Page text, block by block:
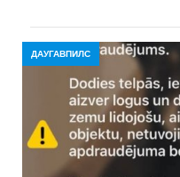
ДАУГАВПИЛС